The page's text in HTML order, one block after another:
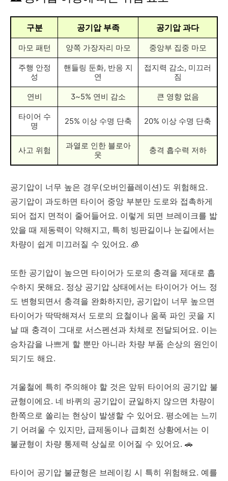
구분 공기압 부족 공기압 과다
마모 패턴 양쪽 가장자리 마모 중앙부 집중 마모
주행 안정
성
핸들링 둔화, 반응 지
연
접지력 감소, 미끄러
짐
연비 3~5% 연비 감소 큰 영향 없음
타이어 수
명
25% 이상 수명 단축 20% 이상 수명 단축
사고 위험
과열로 인한 블로아
웃
충격 흡수력 저하
공기압이 너무 높은 경우(오버인플레이션)도 위험해요.
공기압이 과도하면 타이어 중앙 부분만 도로와 접촉하게
되어 접지 면적이 줄어들어요. 이렇게 되면 브레이크를 밟
았을 때 제동력이 약해지고, 특히 빙판길이나 눈길에서는
차량이 쉽게 미끄러질 수 있어요. 🧊
또한 공기압이 높으면 타이어가 도로의 충격을 제대로 흡
수하지 못해요. 정상 공기압 상태에서는 타이어가 어느 정
도 변형되면서 충격을 완화하지만, 공기압이 너무 높으면
타이어가 딱딱해져서 도로의 요철이나 움푹 파인 곳을 지
날 때 충격이 그대로 서스펜션과 차체로 전달되어요. 이는
승차감을 나쁘게 할 뿐만 아니라 차량 부품 손상의 원인이
되기도 해요.
겨울철에 특히 주의해야 할 것은 앞뒤 타이어의 공기압 불
균형이에요. 네 바퀴의 공기압이 균일하지 않으면 차량이
한쪽으로 쏠리는 현상이 발생할 수 있어요. 평소에는 느끼
기 어려울 수 있지만, 급제동이나 급회전 상황에서는 이
불균형이 차량 통제력 상실로 이어질 수 있어요. 🚗
타이어 공기압 불균형은 브레이킹 시 특히 위험해요. 예를